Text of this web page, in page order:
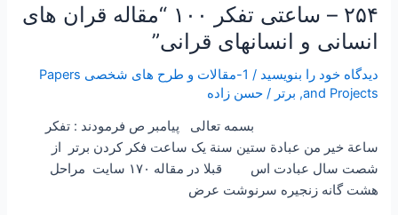
۲۵۴ – ساعتی تفکر ۱۰۰ “مقاله قران های
انسانی و انسانهای قرانی”
دیدگاه‌ خود را بنویسید /
1-مقالات و طرح های شخصی Papers
and Projects
, برتر /حسن زاده
بسمه تعالی پیامبر ص فرمودند : تفكر
ساعة خير من عبادة ستين سنة یک ساعت فکر کردن برتر از
شصت سال عبادت اس قبلا در مقاله ۱۷۰ سایت مراحل
هشت گانه زنجیره سرنوشت عرض